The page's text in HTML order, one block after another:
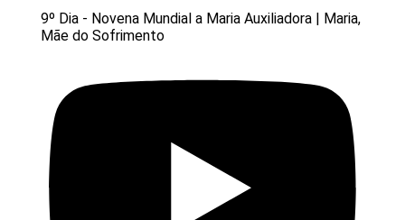
9º Dia - Novena Mundial a Maria Auxiliadora | Maria,
Mãe do Sofrimento